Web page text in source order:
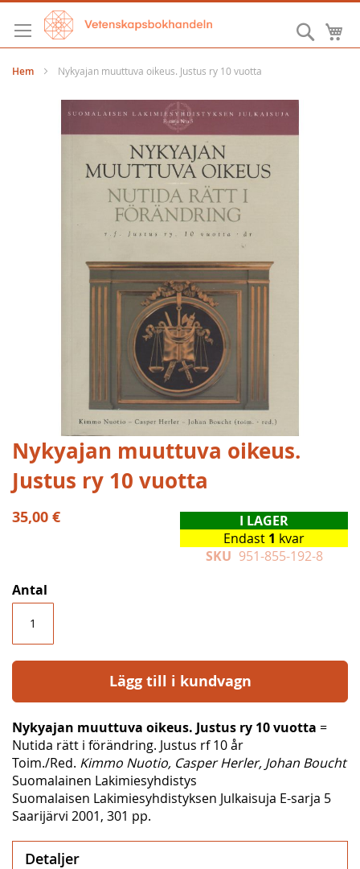
Hoppa
till
innehållet
Sök
Hem Nykyajan muuttuva oikeus. Justus ry 10 vuotta
bildgalleriet
Hoppa
till
början
av
bildgalleriet
Nykyajan muuttuva oikeus.
Justus ry 10 vuotta
35,00 €
I LAGER
Endast 1 kvar
SKU 951-855-192-8
Antal
Lägg till i kundvagn
Nykyajan muuttuva oikeus. Justus ry 10 vuotta =
Nutida rätt i förändring. Justus rf 10 år
Toim./Red. Kimmo Nuotio, Casper Herler, Johan Boucht
Suomalainen Lakimiesyhdistys
Suomalaisen Lakimiesyhdistyksen Julkaisuja E-sarja 5
Saarijärvi 2001, 301 pp.
Detaljer